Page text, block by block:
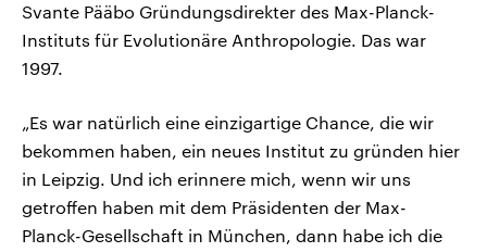
Svante Pääbo Gründungsdirekter des Max-Planck-
Instituts für Evolutionäre Anthropologie. Das war
1997.
„Es war natürlich eine einzigartige Chance, die wir
bekommen haben, ein neues Institut zu gründen hier
in Leipzig. Und ich erinnere mich, wenn wir uns
getroffen haben mit dem Präsidenten der Max-
Planck-Gesellschaft in München, dann habe ich die